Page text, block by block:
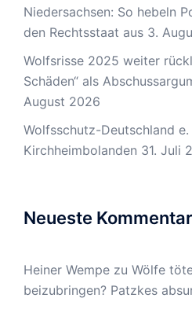
Niedersachsen: So hebeln
den Rechtsstaat aus 3.
Wolfsrisse 2025 weiter
Schäden“ als
August 2026
Wolfsschutz-Deutschland
Kirchheimbolanden 31. Juli
Neueste
Heiner Wempe zu Wölfe
beizubringen? Patzkes